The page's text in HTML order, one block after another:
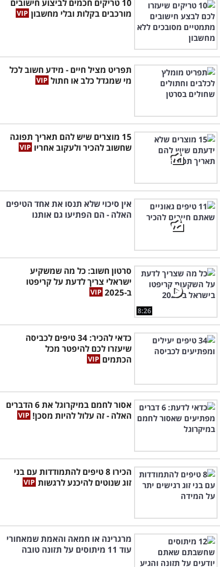
10 טריקים חכמים לביצוע חישובים
מורכבים בקלות ובלי מחשבון
תפריט מציל חיים - מידע חשוב לכל
מי שמגדל כלב או חתול
15 מוצרים שיש להם תאריך תפוגה
שחשוב להכיר ולעקוב אחריו
אין סיכוי שלא תנסו את אחד הטיפים
האלה - הם הפתיעו גם אותנו
8:26
סרטון חשוב: כל מה שמשקיע
ישראלי צריך לדעת על קריפטו
ב-2025
כדאי להכיר: 34 טיפים לכביסה
שיעזרו לכם להיפטר מכל
הכתמים
אסור לחמם במיקרוגל את 6 הדברים
האלה - זה עלול להיות מסכן!
הכירו 8 טיפים להתמודדות עם בני
זוג שנוטים להיכנע לרגשות
מרגרינה או חמאה והאמת שמאחורי
עוד 11 מיתוסים על תזונה טובה